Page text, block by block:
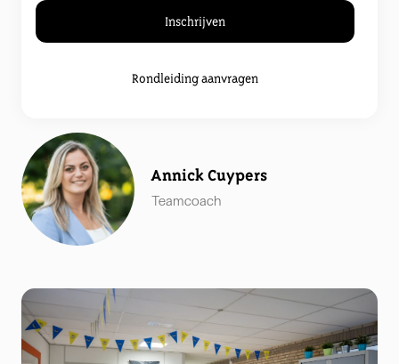
Inschrijven
Rondleiding aanvragen
Annick Cuypers
Teamcoach